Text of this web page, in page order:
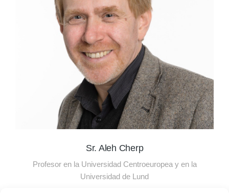
Sr. Aleh Cherp
Profesor en la Universidad Centroeuropea y en la
Universidad de Lund